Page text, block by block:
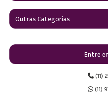
Outras Categorias
Entre
(11)
(11)